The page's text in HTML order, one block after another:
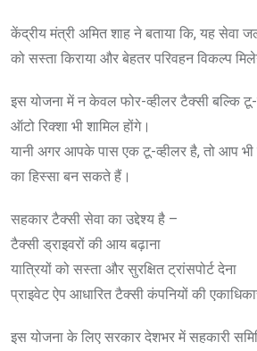
केंद्रीय मंत्री अमित शाह ने बताया कि, यह सेवा
को सस्ता किराया और बेहतर परिवहन विकल्प
इस योजना में न केवल फोर-व्हीलर टैक्सी बल्कि
ऑटो रिक्शा भी शामिल होंगे।
यानी अगर आपके पास एक टू-व्हीलर है, तो आप
का हिस्सा बन सकते हैं।
सहकार टैक्सी सेवा का उद्देश्य है –
टैक्सी ड्राइवरों की आय बढ़ाना
यात्रियों को सस्ता और सुरक्षित ट्रांसपोर्ट देना
प्राइवेट ऐप आधारित टैक्सी कंपनियों की
इस योजना के लिए सरकार देशभर में सहकारी